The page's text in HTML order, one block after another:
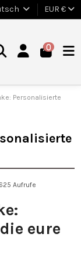
EUR €
0
Personalisierte
Aufrufe
eure